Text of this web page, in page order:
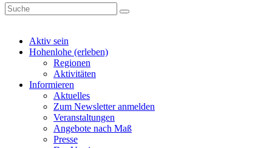
Aktiv sein
Hohenlohe (erleben)
Regionen
Aktivitäten
Informieren
Aktuelles
Zum Newsletter anmelden
Veranstaltungen
Angebote nach Maß
Presse